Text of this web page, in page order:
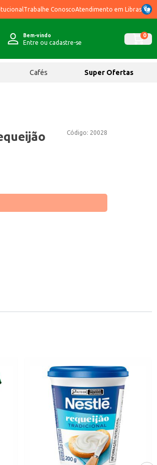
Trabalhe ConoscoAtendimento em Libras
Bem-vindo
Entre ou cadastre-se
0
Cafés Super Ofertas
Código: 20028